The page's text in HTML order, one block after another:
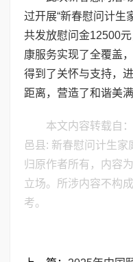
过开展“新春慰问计生
共发放慰问金12500
康服务实现了全覆盖
得到了关怀与支持，
距离，营造了和谐美
本文内容转载自
邑县: 新春慰问计生家
归原作者所有，内容
立场。所涉内容不构
考。